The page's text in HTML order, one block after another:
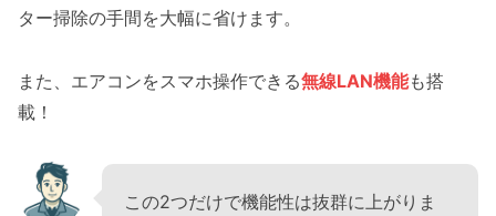
ター掃除の手間を大幅に省けます。
また、エアコンをスマホ操作できる無線LAN機能も搭
載！
この2つだけで機能性は抜群に上がりま